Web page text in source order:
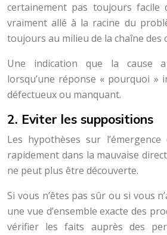
certainement pas toujours facile
vraiment allé à la racine du
toujours au milieu de la chaîne des
Une indication que la cause
lorsqu’une réponse « pourquoi »
défectueux ou manquant.
2. Eviter les suppositions
Les hypothèses sur
rapidement dans la mauvaise
ne peut plus être découverte.
Si vous n’êtes pas sûr ou si vous
une vue d’ensemble exacte des
vérifier les faits auprès des